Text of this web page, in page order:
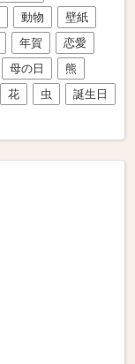
動物
壁紙
年賀
恋愛
母の日
熊
花 虫
誕生日